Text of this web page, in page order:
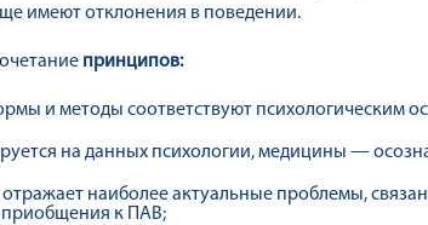
имеют отклонения в поведении.
принципов:
и методы соответствуют психологическим
на данных психологии, медицины —
наиболее актуальные проблемы,
к ПАВ;